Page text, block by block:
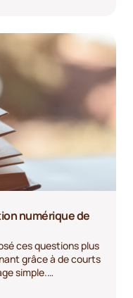
numérique de
ces questions plus
grâce à de courts
simple.